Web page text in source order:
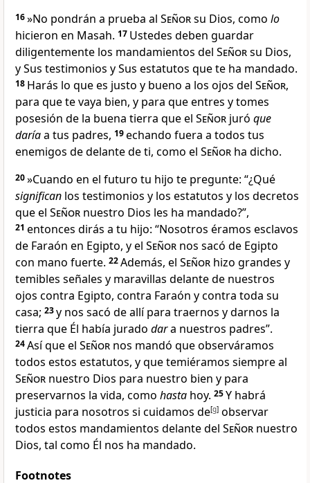
16»No pondrán a prueba al Señorsu Dios, como lo
hicieron en Masah. 17 Ustedes deben guardar
diligentemente los mandamientos del Señorsu Dios,
y Sus testimonios y Sus estatutos que te ha mandado.
18 Harás lo que es justo y bueno a los ojos del Señor,
para que te vaya bien, y para que entres y tomes
posesión de la buena tierra que el Señor juró que
daríaa tus padres, 19echando fuera a todos tus
enemigos de delante de ti, como el Señor ha dicho.
20»Cuando en el futuro tu hijo te pregunte: “¿Qué
significan los testimonios y los estatutos y los decretos
que el Señor nuestro Dios les ha mandado?”,
21 entonces dirás a tu hijo: “Nosotros éramos esclavos
de Faraón en Egipto, y el Señor nos sacó de Egipto
con mano fuerte. 22Además, el Señor hizo grandes y
temibles señales y maravillas delante de nuestros
ojos contra Egipto, contra Faraón y contra toda su
casa; 23y nos sacó de allí para traernos y darnos la
tierra que Él había jurado dara nuestros padres”.
24Así que el Señor nos mandó que observáramos
todos estos estatutos, y que temiéramos siempre al
Señor nuestro Dios para nuestro bien y para
preservarnos la vida, como hasta hoy. 25Y habrá
justicia para nosotros si cuidamos de[g] observar
todos estos mandamientos delante del Señor nuestro
Dios, tal como Él nos ha mandado.
Footnotes